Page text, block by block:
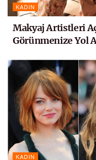
KADIN
Makyaj Artistleri
Görünmenize Yol
KADIN